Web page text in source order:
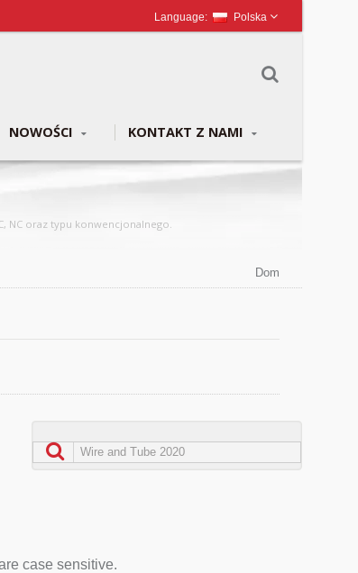
Polska
NOWOŚCI KONTAKT Z NAMI
NC oraz typu konwencjonalnego.
Dom
case sensitive.